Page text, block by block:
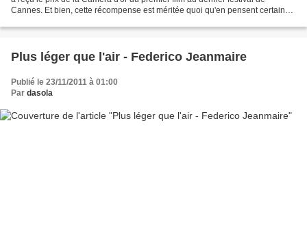
Cannes. Et bien, cette récompense est méritée quoi qu'en pensent certains
Plus léger que l'air - Federico Jeanmaire
Publié le 23/11/2011 à 01:00
Par dasola